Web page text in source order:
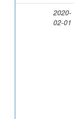
2020-
02-01